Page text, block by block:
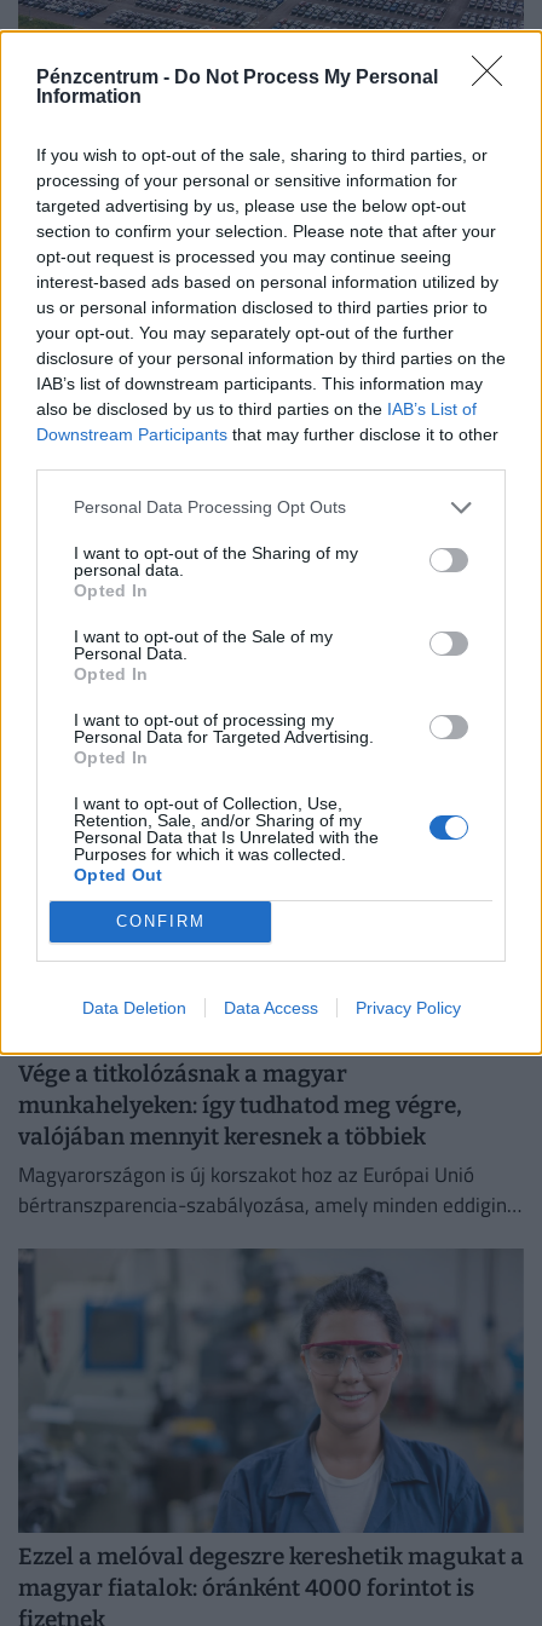
Pénzcentrum - Do Not Process My Personal
Information
If you wish to opt-out of the sale, sharing to third parties, or
processing of your personal or sensitive information for
targeted advertising by us, please use the below opt-out
section to confirm your selection. Please note that after your
opt-out request is processed you may continue seeing
interest-based ads based on personal information utilized by
us or personal information disclosed to third parties prior to
your opt-out. You may separately opt-out of the further
disclosure of your personal information by third parties on the
IAB’s list of downstream participants. This information may
also be disclosed by us to third parties on the IAB’s List of
Downstream Participants that may further disclose it to other
Personal Data Processing Opt Outs
I want to opt-out of the Sharing of my
personal data.
Opted In
I want to opt-out of the Sale of my
Personal Data.
Opted In
I want to opt-out of processing my
Personal Data for Targeted Advertising.
Opted In
I want to opt-out of Collection, Use,
Retention, Sale, and/or Sharing of my
Personal Data that Is Unrelated with the
Purposes for which it was collected.
Opted Out
CONFIRM
Data Deletion Data Access Privacy Policy
Hiába a jó hírek, újabb krízis fenyegetheti
hetente milliárdokat bukhatunk
A magas energiaárak, a gyenge európai kereslet és az
autóipar versenyképességi gondjai továbbra is komoly
fékezőerőt jelentenek Németország számára.
Megelégelték az alacsony béreket a magyar
bénulhatnak meg az óriáscégek
Az idei nyáron szokatlanul aktívvá váltak a hazai
szakszervezetek.
Vége a titkolózásnak a magyar
munkahelyeken: így tudhatod meg végre,
valójában mennyit keresnek a többiek
Magyarországon is új korszakot hoz az Európai Unió
bértranszparencia-szabályozása, amely minden eddiginél
Ezzel a melóval degeszre kereshetik magukat a
magyar fiatalok: óránként 4000 forintot is
fizetnek